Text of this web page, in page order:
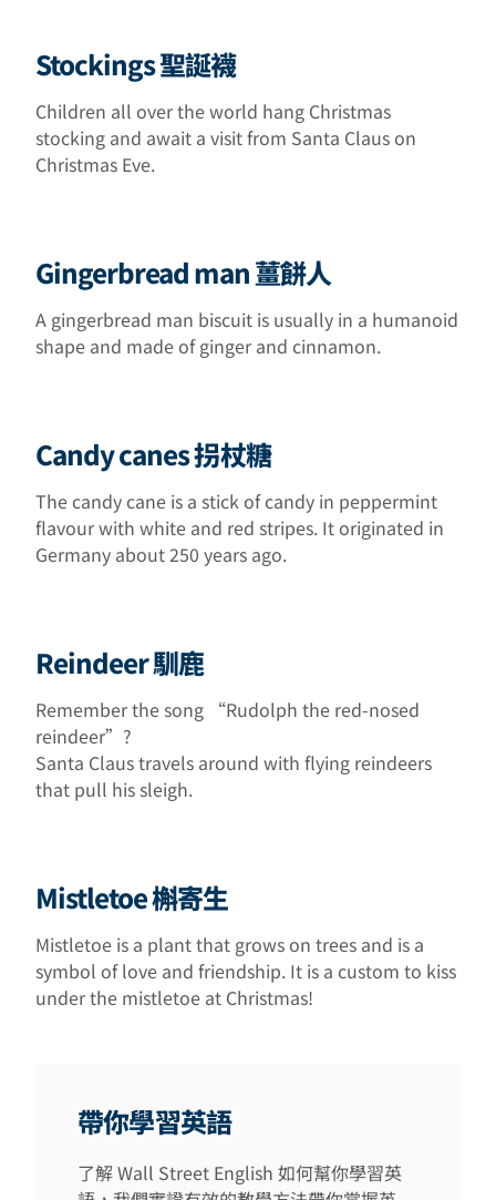
Stockings 聖誕襪
Children all over the world hang Christmas
stocking and await a visit from Santa Claus on
Christmas Eve.
Gingerbread man 薑餅人
A gingerbread man biscuit is usually in a humanoid
shape and made of ginger and cinnamon.
Candy canes 拐杖糖
The candy cane is a stick of candy in peppermint
flavour with white and red stripes. It originated in
Germany about 250 years ago.
Reindeer 馴鹿
Remember the song “Rudolph the red-nosed
reindeer”?
Santa Claus travels around with flying reindeers
that pull his sleigh.
Mistletoe 槲寄生
Mistletoe is a plant that grows on trees and is a
symbol of love and friendship. It is a custom to kiss
under the mistletoe at Christmas!
帶你學習英語
了解 Wall Street English 如何幫你學習英